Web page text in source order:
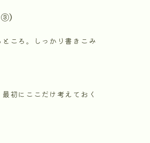
）
ころ。しっかり書きこみ
初にここだけ考えておく